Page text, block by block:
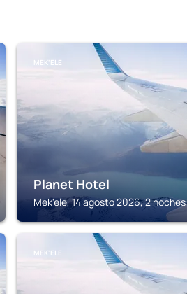
MEK'ELE
Planet Hotel
Mek'ele, 14 agosto 2026, 2 noches
MEK'ELE